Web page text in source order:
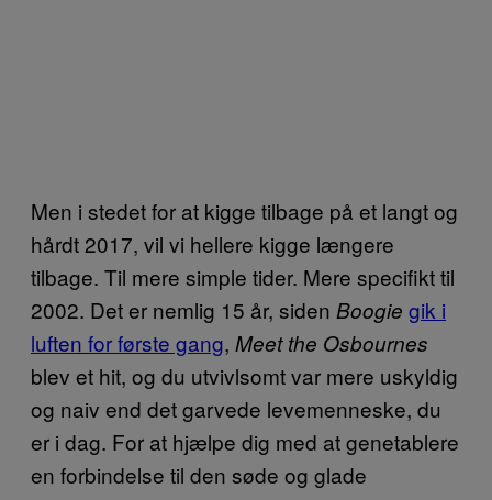
Men i stedet for at kigge tilbage på et langt og
hårdt 2017, vil vi hellere kigge længere
tilbage. Til mere simple tider. Mere specifikt til
2002. Det er nemlig 15 år, siden Boogie gik i
luften for første gang, Meet the Osbournes
blev et hit, og du utvivlsomt var mere uskyldig
og naiv end det garvede levemenneske, du
er i dag. For at hjælpe dig med at genetablere
en forbindelse til den søde og glade